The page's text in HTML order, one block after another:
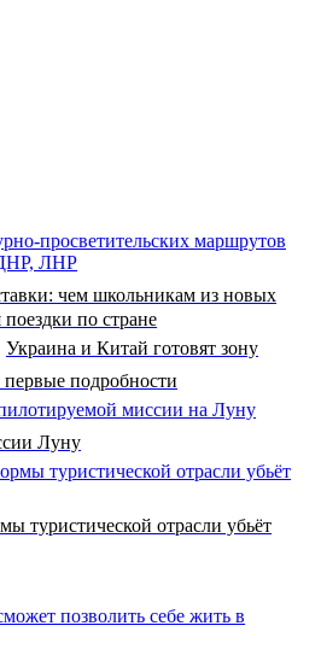
чем школьникам из новых
по стране
Украина и Китай готовят зону
подробности
Луну
туристической отрасли убьёт
позволить себе жить в